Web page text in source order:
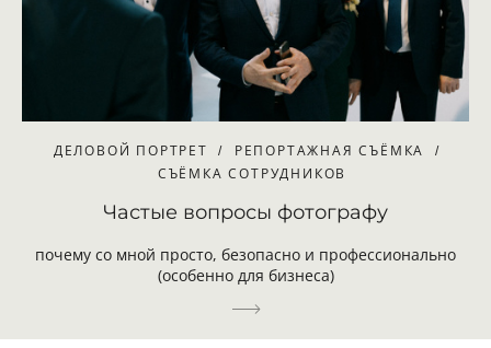
ДЕЛОВОЙ ПОРТРЕТ
РЕПОРТАЖНАЯ СЪЁМКА
СЪЁМКА СОТРУДНИКОВ
Частые вопросы фотографу
почему со мной просто, безопасно и профессионально
(особенно для бизнеса)